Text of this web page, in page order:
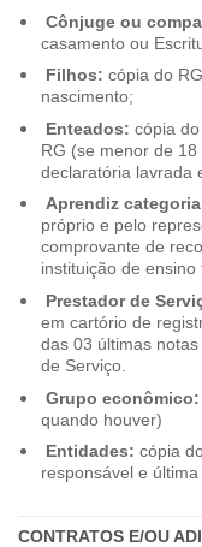
Cônjuge ou
casamento ou
Filhos: cópia do
nascimento;
Enteados: cópia
RG (se menor de
declaratória lavrada
Aprendiz
próprio e pelo
comprovante de
instituição de ensino
Prestador de
em cartório de
das 03 últimas
de Serviço.
Grupo econômico:
quando houver)
Entidades: cópia
responsável e
CONTRATOS E/OU